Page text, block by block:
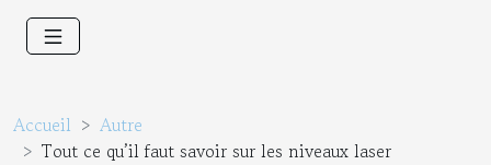
Accueil
Autre
Tout ce qu’il faut savoir sur les niveaux laser